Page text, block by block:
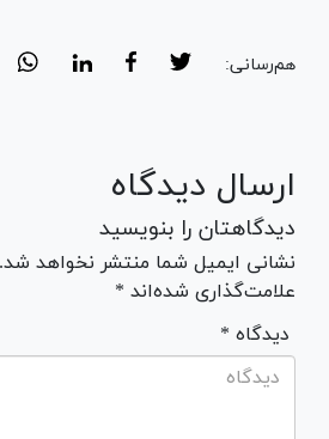
هم‌رسانی:
ارسال دیدگاه
دیدگاهتان را بنویسید
نشانی ایمیل شما منتشر نخواهد
علامت‌گذاری شده‌اند *
* دیدگاه